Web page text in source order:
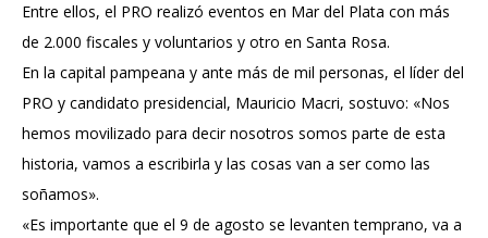
Entre ellos, el PRO realizó eventos en Mar del Plata con más
de 2.000 fiscales y voluntarios y otro en Santa Rosa.
En la capital pampeana y ante más de mil personas, el líder del
PRO y candidato presidencial, Mauricio Macri, sostuvo: «Nos
hemos movilizado para decir nosotros somos parte de esta
historia, vamos a escribirla y las cosas van a ser como las
soñamos».
«Es importante que el 9 de agosto se levanten temprano, va a